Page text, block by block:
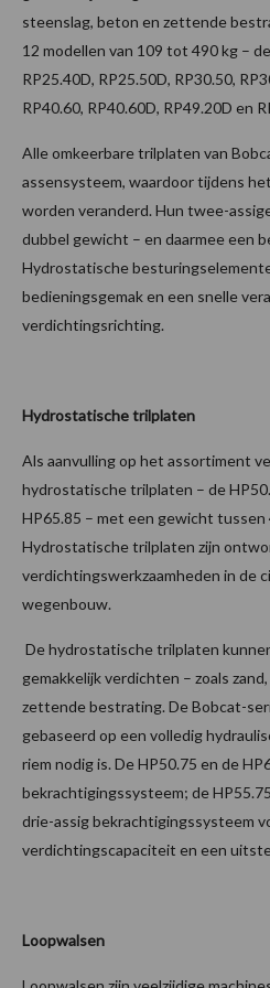
steenslag, beton en zettende
12 modellen van 109 tot 490 kg –
RP25.40D, RP25.50D, RP30.50,
RP40.60, RP40.60D, RP49.20D en
Alle omkeerbare trilplaten van
assensysteem, waardoor tijdens
worden veranderd. Hun twee-
dubbel gewicht – en daarmee een
Hydrostatische
bedieningsgemak en een snelle
verdichtingsrichting.
Hydrostatische trilplaten
Als aanvulling op het assortiment
hydrostatische trilplaten – de
HP65.85 – met een gewicht tussen
Hydrostatische trilplaten zijn
verdichtingswerkzaamheden in de
wegenbouw.
De hydrostatische trilplaten
gemakkelijk verdichten – zoals
zettende bestrating. De Bobcat-
gebaseerd op een volledig
riem nodig is. De HP50.75 en de
bekrachtigingssysteem; de
drie-assig bekrachtigingssysteem
verdichtingscapaciteit en een
Loopwalsen